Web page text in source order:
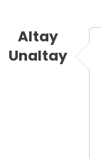
Altay
Unaltay